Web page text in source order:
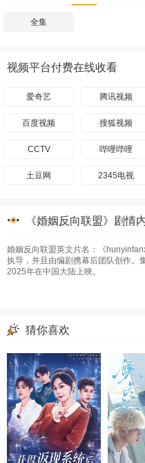
全集
视频平台付费在线收看
爱奇艺 腾讯视频
百度视频 搜狐视频
CCTV 哔哩哔哩
土豆网 2345电视
《婚姻反向联盟》剧情
婚姻反向联盟英文片名：《
执导，并且由编剧携幕后团队创作。
2025年在中国大陆上映。
猜你喜欢